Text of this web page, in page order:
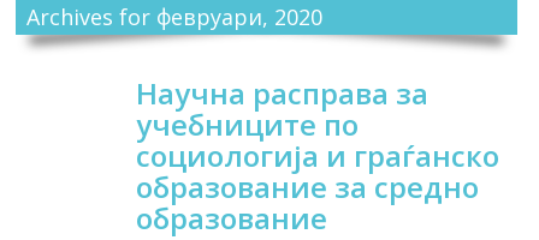
Archives for февруари, 2020
Научна расправа за
учебниците по
социологија и граѓанско
образование за средно
образование